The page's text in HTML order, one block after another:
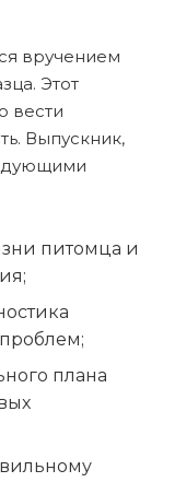
вручением
Этот
вести
Выпускник,
питомца и
плана